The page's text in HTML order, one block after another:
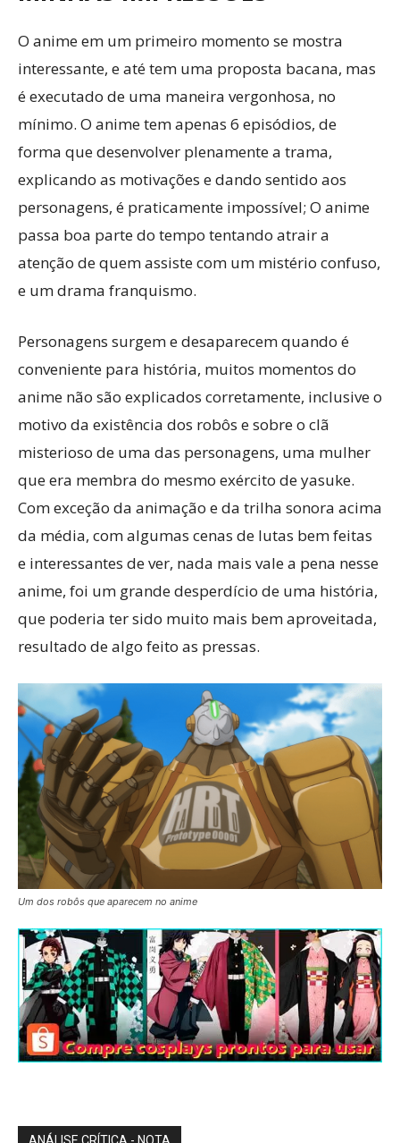
O anime em um primeiro momento se mostra
interessante, e até tem uma proposta bacana, mas
é executado de uma maneira vergonhosa, no
mínimo. O anime tem apenas 6 episódios, de
forma que desenvolver plenamente a trama,
explicando as motivações e dando sentido aos
personagens, é praticamente impossível; O anime
passa boa parte do tempo tentando atrair a
atenção de quem assiste com um mistério confuso,
e um drama franquismo.
Personagens surgem e desaparecem quando é
conveniente para história, muitos momentos do
anime não são explicados corretamente, inclusive o
motivo da existência dos robôs e sobre o clã
misterioso de uma das personagens, uma mulher
que era membra do mesmo exército de yasuke.
Com exceção da animação e da trilha sonora acima
da média, com algumas cenas de lutas bem feitas
e interessantes de ver, nada mais vale a pena nesse
anime, foi um grande desperdício de uma história,
que poderia ter sido muito mais bem aproveitada,
resultado de algo feito as pressas.
Um dos robôs que aparecem no anime